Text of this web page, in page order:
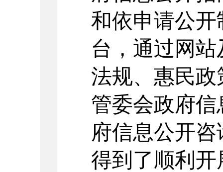
和依申请公
台，通过网
法规、惠民
管委会政府
府信息公开
得到了顺利开